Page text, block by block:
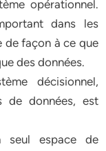
opérationnel.
dans les
de façon à ce que
des données.
décisionnel,
de données, est
seul espace de